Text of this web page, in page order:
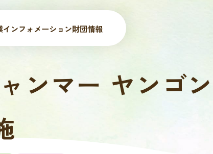
インフォメーション財団情報
ンマー ヤンゴ